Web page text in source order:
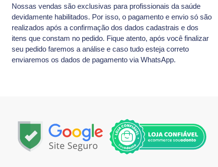
Nossas vendas são exclusivas para profissionais da saúde
devidamente habilitados. Por isso, o pagamento e envio só são
realizados após a confirmação dos dados cadastrais e dos
itens que constam no pedido. Fique atento, após você finalizar
seu pedido faremos a análise e caso tudo esteja correto
enviaremos os dados de pagamento via WhatsApp.